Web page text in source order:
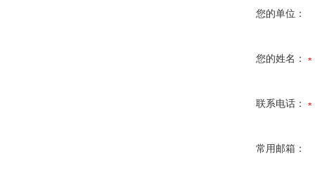
您的单位：
您的姓名：
联系电话：
常用邮箱：